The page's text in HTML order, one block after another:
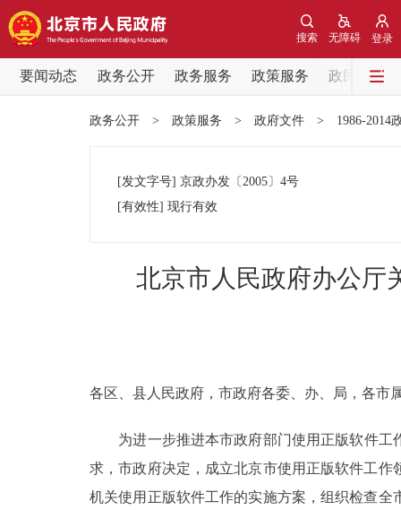
登录
无障碍
搜索
要闻动态 政务公开 政务服务 政策服务
政民互动
党中央精神
政策兑现
决策公开
政务服务
政务公开 > 政策服务 > 政府文件 > 1986-2014
[发文字号] 京政办发 〔2005〕 4号
[有效性] 现行有效
北京市人民政府办公厅
各区、县人民政府，市政府各委、办、局，各市
为进一步推进本市政府部门使用正版软件工作
求，市政府决定，成立北京市使用正版软件工
机关使用正版软件工作的实施方案，组织检查